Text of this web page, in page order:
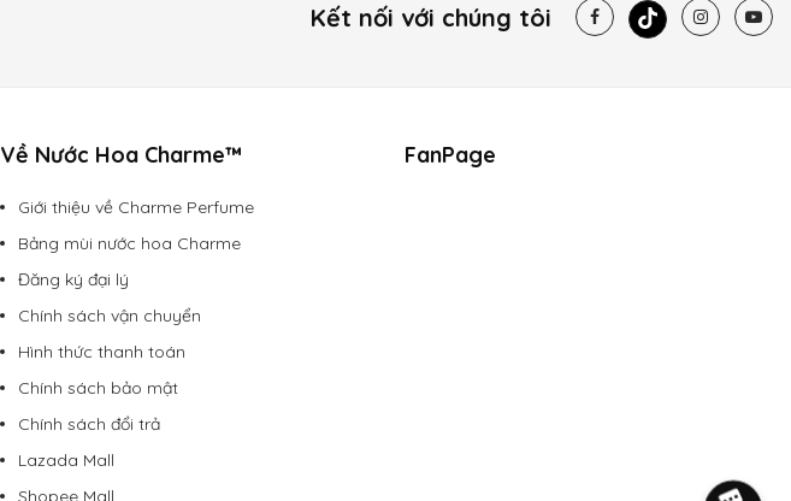
Kết nối với chúng tôi
Về Nước Hoa Charme™
Giới thiệu về Charme Perfume
Bảng mùi nước hoa Charme
Đăng ký đại lý
Chính sách vận chuyển
Hình thức thanh toán
Chính sách bảo mật
Chính sách đổi trả
Lazada Mall
Shopee Mall
FanPage